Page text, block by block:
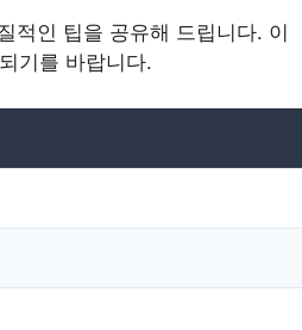
적인 팁을 공유해 드립니다. 이
기를 바랍니다.